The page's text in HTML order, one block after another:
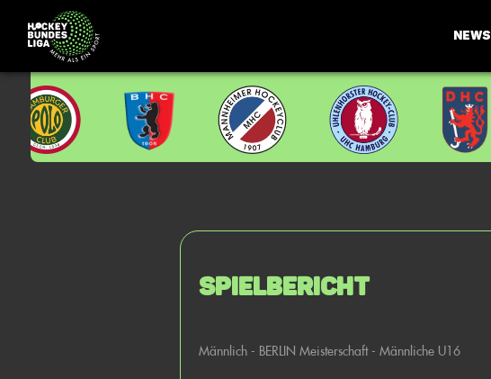
NEWS
Spielbericht
Männlich - BERLIN Meisterschaft - Männliche U16